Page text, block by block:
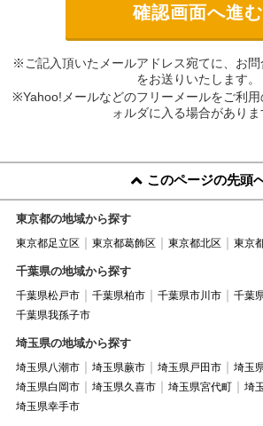
※ご記入頂いたメールアドレス宛てに、お
をお送りいたします。
※Yahoo!メールなどのフリーメールをご利
ォルダに入る場合がありま
このページの先頭
東京都の地域から探す
東京都足立区 東京都葛飾区 東京都北区 東京
千葉県の地域から探す
千葉県松戸市 千葉県柏市 千葉県市川市
千葉
千葉県我孫子市
埼玉県の地域から探す
埼玉県八潮市 埼玉県蕨市 埼玉県戸田市
埼玉
埼玉県白岡市
埼玉県久喜市 埼玉県宮代町
埼
埼玉県幸手市